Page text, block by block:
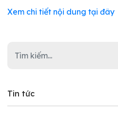
Tin tức
Xem chi tiết nội dung tại đây